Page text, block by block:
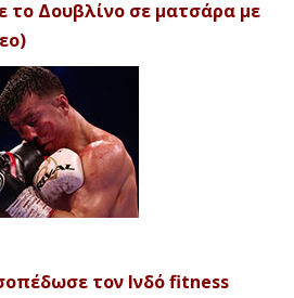
το Δουβλίνο σε ματσάρα με
τον Ινδό fitness